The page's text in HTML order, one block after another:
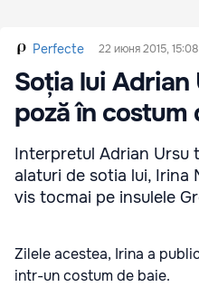
Perfecte 22 июня 2015, 15:08
Soția lui Adrian
poză în costum
Interpretul Adrian Ursu
alaturi de sotia lui,
vis tocmai pe insulele
Zilele acestea, Irina a
intr-un costum de baie.